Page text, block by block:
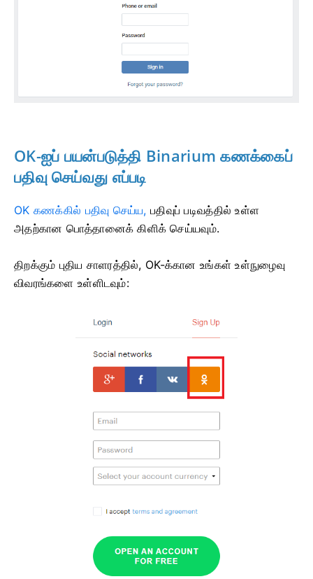
OK-ஐப் பயன்படுத்தி Binarium கணக்கைப்
பதிவு செய்வது எப்படி
OK கணக்கில் பதிவு செய்ய, பதிவுப்படிவத்தில் உள்ள
அதற்கான பொத்தானைக் கிளிக் செய்யவும்.
திறக்கும் புதிய சாளரத்தில், OK-க்கான உங்கள் உள்நுழைவு
விவரங்களை உள்ளிடவும்: